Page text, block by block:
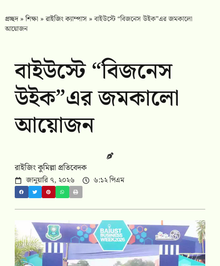
প্রচ্ছদ»শিক্ষা »রাইজিং ক্যাম্পাস »বাইউস্টে “বিজনেস উইক”এর জমকালো
আয়োজন
বাইউস্টে “বিজনেস
উইক”এর জমকালো
আয়োজন
রাইজিং কুমিল্লা প্রতিবেদক
জানুয়ারি ৭, ২০২৬ ৬:১২ পিএম